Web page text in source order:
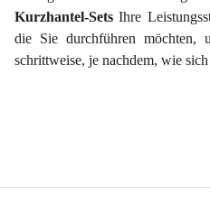
Kurzhantel-SetsIhre
die Sie durchführen möchten,
schrittweise, je nachdem, wie